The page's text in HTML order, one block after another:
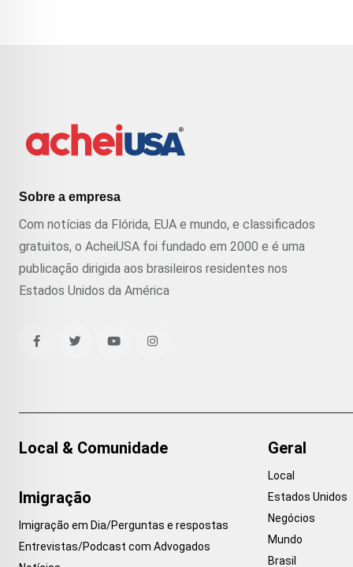
Sobre a empresa
Com notícias da Flórida, EUA e mundo, e classificados
gratuitos, o AcheiUSA foi fundado em 2000 e é uma
publicação dirigida aos brasileiros residentes nos
Estados Unidos da América
Local & Comunidade
Imigração
Imigração em Dia/Perguntas e respostas
Entrevistas/Podcast com Advogados
Geral
Local
Estados Unidos
Negócios
Mundo
Brasil